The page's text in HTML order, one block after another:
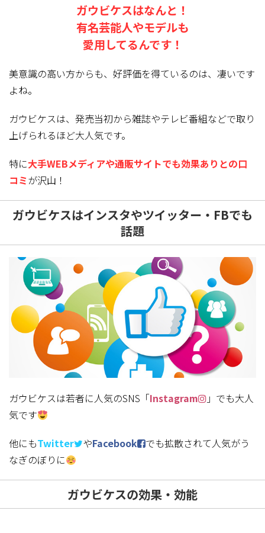
ガウビケスはなんと！
有名芸能人やモデルも
愛用してるんです！
美意識の高い方からも、好評価を得ているのは、凄いです
よね。
ガウビケスは、発売当初から雑誌やテレビ番組などで取り
上げられるほど大人気です。
特に大手WEBメディアや通販サイトでも効果ありとの口
コミが沢山！
ガウビケスはインスタやツイッター・FBでも
話題
ガウビケスは若者に人気のSNS「Instagram
」でも大人
気です
他にもTwitter やFacebook
でも拡散されて人気がう
なぎのぼりに
ガウビケスの効果・効能